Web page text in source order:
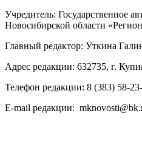
Учредитель: Государственное
Новосибирской области
Главный редактор: Уткина
Адрес редакции: 632735, г.
Телефон редакции: 8 (383) 58-
E-mail редакции: